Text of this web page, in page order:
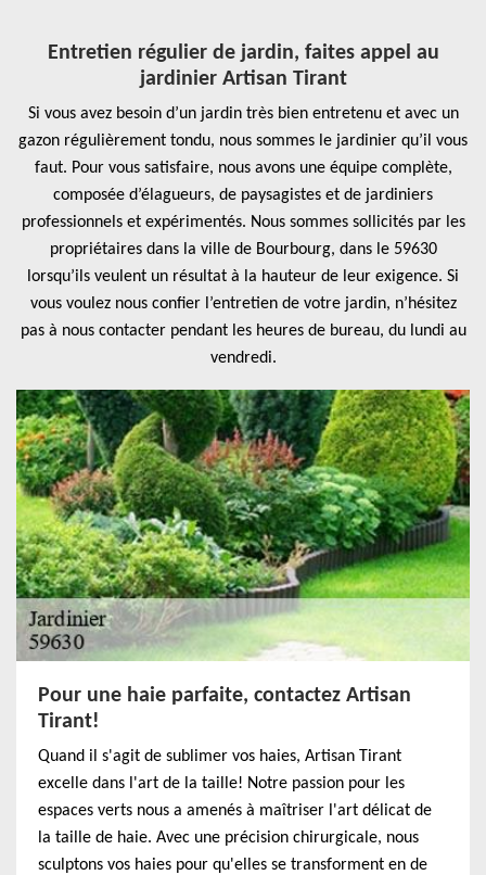
Entretien régulier de jardin, faites appel au
jardinier Artisan Tirant
Si vous avez besoin d’un jardin très bien entretenu et avec un
gazon régulièrement tondu, nous sommes le jardinier qu’il vous
faut. Pour vous satisfaire, nous avons une équipe complète,
composée d’élagueurs, de paysagistes et de jardiniers
professionnels et expérimentés. Nous sommes sollicités par les
propriétaires dans la ville de Bourbourg, dans le 59630
lorsqu’ils veulent un résultat à la hauteur de leur exigence. Si
vous voulez nous confier l’entretien de votre jardin, n’hésitez
pas à nous contacter pendant les heures de bureau, du lundi au
vendredi.
Pour une haie parfaite, contactez Artisan
Tirant!
Quand il s'agit de sublimer vos haies, Artisan Tirant
excelle dans l'art de la taille! Notre passion pour les
espaces verts nous a amenés à maîtriser l'art délicat de
la taille de haie. Avec une précision chirurgicale, nous
sculptons vos haies pour qu'elles se transforment en de